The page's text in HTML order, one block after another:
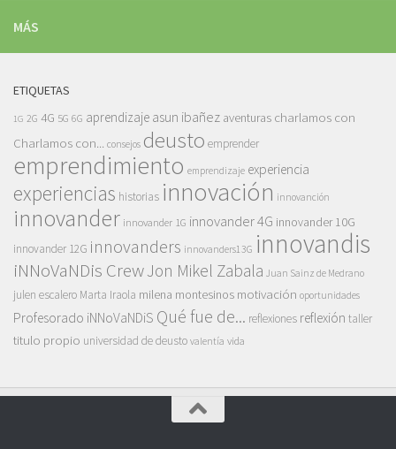
MÁS
ETIQUETAS
1G 2G 4G 5G 6G aprendizaje asun ibañez aventuras charlamos con
Charlamos con... consejos deusto emprender
emprendimiento emprendizaje experiencia
experiencias historias innovación innovanción
innovander innovander 1G innovander 4G innovander 10G
innovander 12G innovanders innovanders13G innovandis
iNNoVaNDis CrewJon Mikel Zabala Juan Sainz de Medrano
julen escalero Marta Iraola milena montesinos motivación oportunidades
Profesorado iNNoVaNDiS Qué fue de... reflexiones reflexión taller
titulo propio universidad de deusto valentía vida